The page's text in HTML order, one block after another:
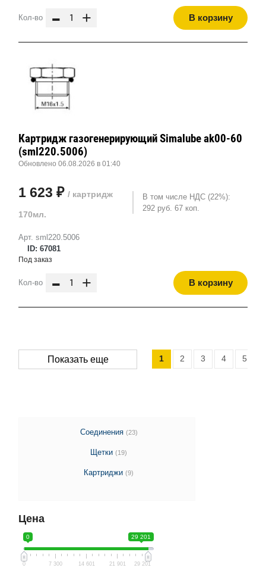
Соединения (23)
Щетки (19)
Картриджи (9)
Цена
0 29 201
0 7 300 14 601 21 901 29 201
Кол-во - + В корзину
Арт. sml220.5006
ID: 67081
Картридж газогенерирующий Simalube ak00-60
(sml220.5006)
Обновлено 06.08.2026 в 01:40
1 623 ₽ / картридж
170мл.
В том числе НДС (22%):
292 руб. 67 коп.
Под заказ
Кол-во - + В корзину
Показать еще 1 2 3 4 5